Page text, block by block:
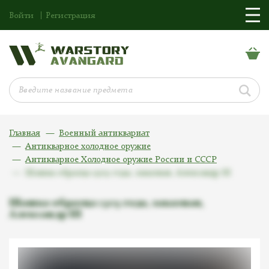
Войти Регистрация
Главная
Военный антиквариат
Антикварное холодное оружие
Антикварное Холодное оружие России и СССР
Шашка образца 1909 года, заказная,
Александр III